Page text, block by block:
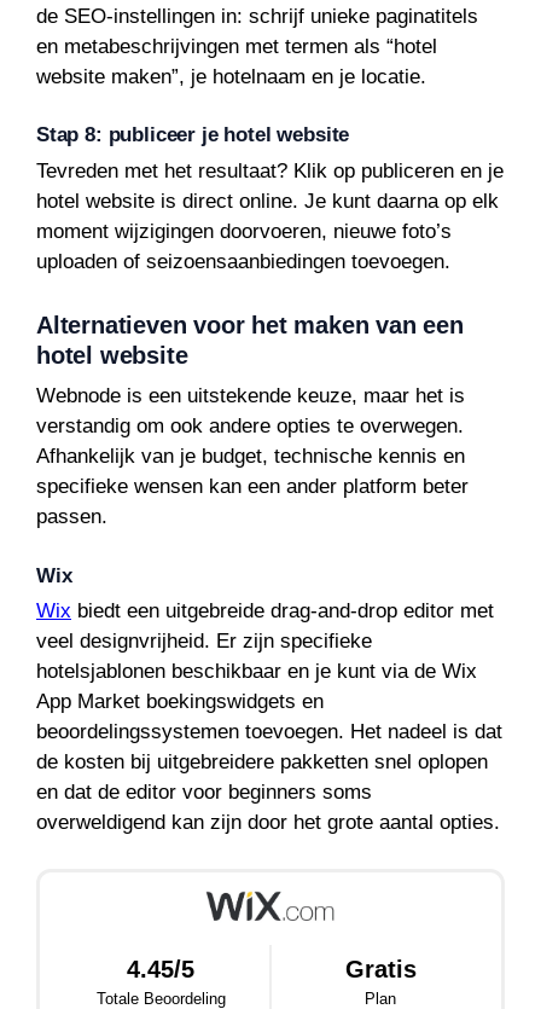
de SEO-instellingen in: schrijf unieke paginatitels
en metabeschrijvingen met termen als “hotel
website maken”, je hotelnaam en je locatie.
Stap 8: publiceer je hotel website
Tevreden met het resultaat? Klik op publiceren en je
hotel website is direct online. Je kunt daarna op elk
moment wijzigingen doorvoeren, nieuwe foto’s
uploaden of seizoensaanbiedingen toevoegen.
Alternatieven voor het maken van een
hotel website
Webnode is een uitstekende keuze, maar het is
verstandig om ook andere opties te overwegen.
Afhankelijk van je budget, technische kennis en
specifieke wensen kan een ander platform beter
passen.
Wix
Wix biedt een uitgebreide drag-and-drop editor met
veel designvrijheid. Er zijn specifieke
hotelsjablonen beschikbaar en je kunt via de Wix
App Market boekingswidgets en
beoordelingssystemen toevoegen. Het nadeel is dat
de kosten bij uitgebreidere pakketten snel oplopen
en dat de editor voor beginners soms
overweldigend kan zijn door het grote aantal opties.
4.45/5
Totale Beoordeling
Gratis
Plan